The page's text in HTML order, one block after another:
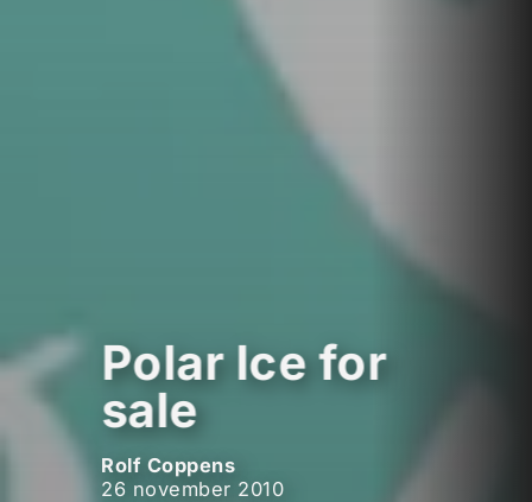
Polar Ice for
sale
Rolf Coppens
26 november 2010